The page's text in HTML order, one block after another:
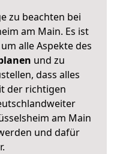
zu beachten bei
am Main. Es ist
alle Aspekte des
und zu
dass alles
der richtigen
am Main
und dafür